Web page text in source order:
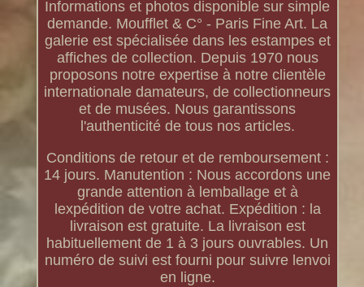
Informations et photos disponible sur simple
demande. Moufflet & C° - Paris Fine Art. La
galerie est spécialisée dans les estampes et
affiches de collection. Depuis 1970 nous
proposons notre expertise à notre clientèle
internationale damateurs, de collectionneurs
et de musées. Nous garantissons
l'authenticité de tous nos articles.
Conditions de retour et de remboursement :
14 jours. Manutention : Nous accordons une
grande attention à lemballage et à
lexpédition de votre achat. Expédition : la
livraison est gratuite. La livraison est
habituellement de 1 à 3 jours ouvrables. Un
numéro de suivi est fourni pour suivre lenvoi
en ligne.